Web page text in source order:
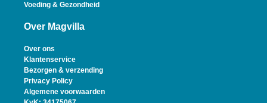
Voeding & Gezondheid
Over Magvilla
Over ons
Klantenservice
Bezorgen & verzending
Privacy Policy
Algemene voorwaarden